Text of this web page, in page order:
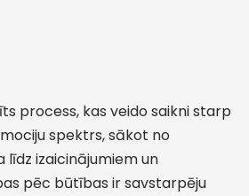
process, kas veido saikni starp
spektrs, sākot no
līdz izaicinājumiem un
pēc būtības ir savstarpēju